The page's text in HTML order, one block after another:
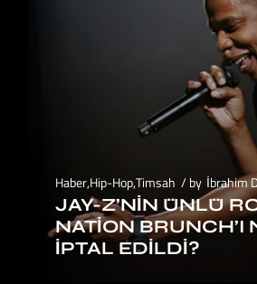
Haber,Hip-Hop,Timsah by İbrahim
JAY-Z’NIN ÜNLÜ
NATION BRUNCH’I
İPTAL EDILDI?